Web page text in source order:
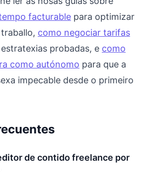
facturable para optimizar
como negociar tarifas
probadas, e como
como autónomo para que a
impecable desde o primeiro
de contido freelance por